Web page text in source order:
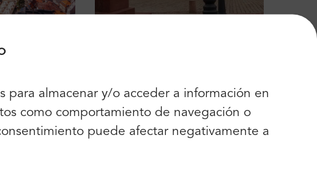
para almacenar y/o acceder a información en
como comportamiento de navegación o
puede afectar negativamente a